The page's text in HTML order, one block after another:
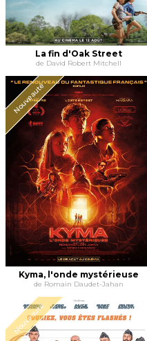
La fin d'Oak Street
de David Robert Mitchell
Nouveauté
Kyma, l'onde mystérieuse
de Romain Daudet-Jahan
Nouveauté